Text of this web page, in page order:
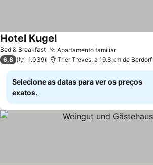
Bed & Breakfast Apartamento familiarVer preços
Hotel KugelVer preços
6,8 1.039 Trier Treves, a 19.8 km de Berdorf
Selecione as datas para ver os preços
exatos.